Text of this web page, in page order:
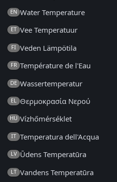
EN Water Temperature
ET Vee Temperatuur
FI Veden Lämpötila
FR Température de l'Eau
DE Wassertemperatur
EL Θερμοκρασία Νερού
HU Vízhőmérséklet
IT Temperatura dell'Acqua
LV Ūdens Temperatūra
LT Vandens Temperatūra